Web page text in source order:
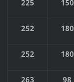
225 150
252 180
252 180
263 98